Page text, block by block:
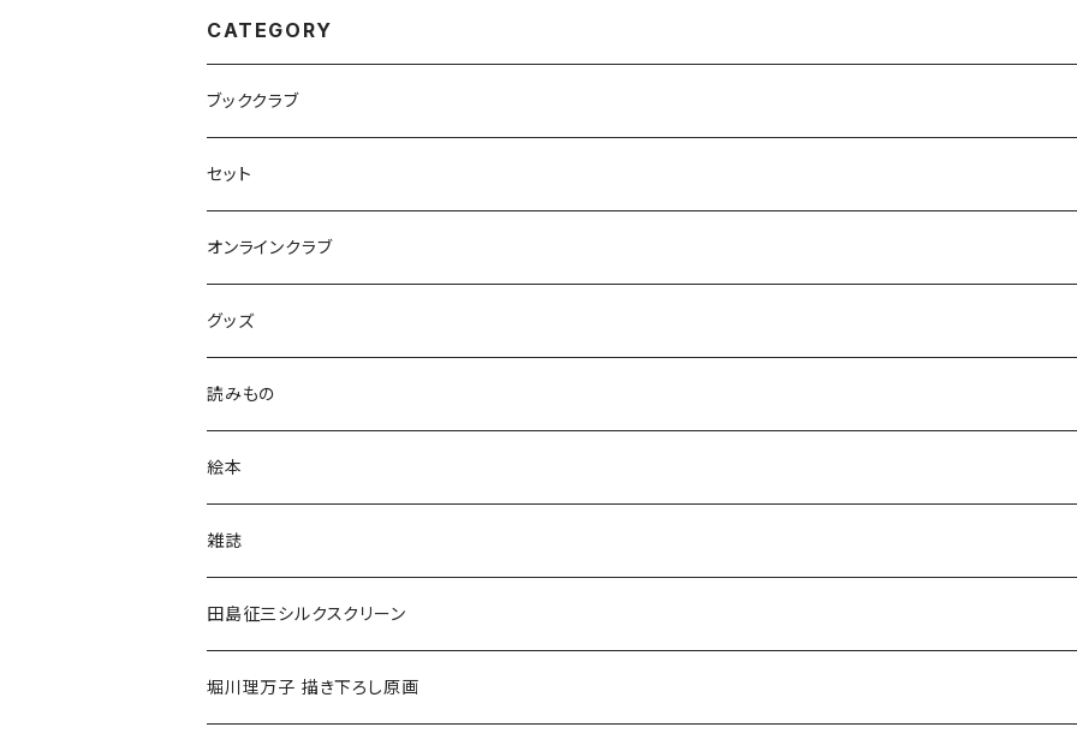
CATEGORY
ブッククラブ
セット
オンラインクラブ
グッズ
読みもの
小学低学年〜
小学中学年〜
小学高学年〜
中高生〜
絵本
0〜2歳〜
3〜5歳〜
小学低学年〜
雑誌
田島征三シルクスクリーン
堀川理万子 描き下ろし原画